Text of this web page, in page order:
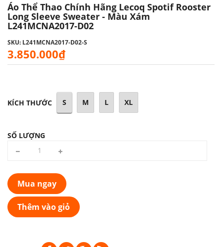
Áo Thể Thao Chính Hãng Lecoq Spotif Rooster
Long Sleeve Sweater - Màu Xám
L241MCNA2017-D02
SKU: L241MCNA2017-D02-S
3.850.000₫
KÍCH THƯỚC S M L XL
SỐ LƯỢNG
Mua ngay
Thêm vào giỏ